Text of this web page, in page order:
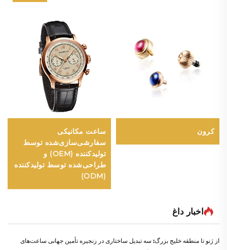
کرون
ساعت مکانیکی
سفارشی‌سازی‌شده توسط
تولیدکننده (OEM) و
طراحی‌شده توسط تولیدکننده
(ODM)
اخبار داغ
از ژنو تا منطقه خلیج بزرگ: سه تبدیل ساختاری در زنجیره تأمین جهانی ساعت‌های